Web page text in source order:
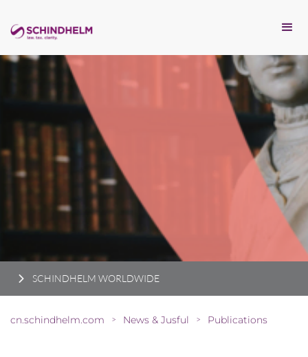
SCHINDHELM WORLDWIDE
cn.schindhelm.com > News & Jusful > Publications